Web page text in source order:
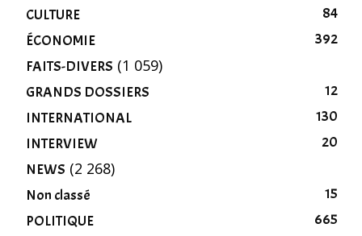
CULTURE
84
ÉCONOMIE
392
FAITS-DIVERS (1 059)
GRANDS DOSSIERS
12
INTERNATIONAL
130
INTERVIEW
20
NEWS (2 268)
Non classé
15
POLITIQUE
665